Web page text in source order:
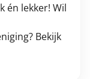
én lekker! Wil
Bekijk